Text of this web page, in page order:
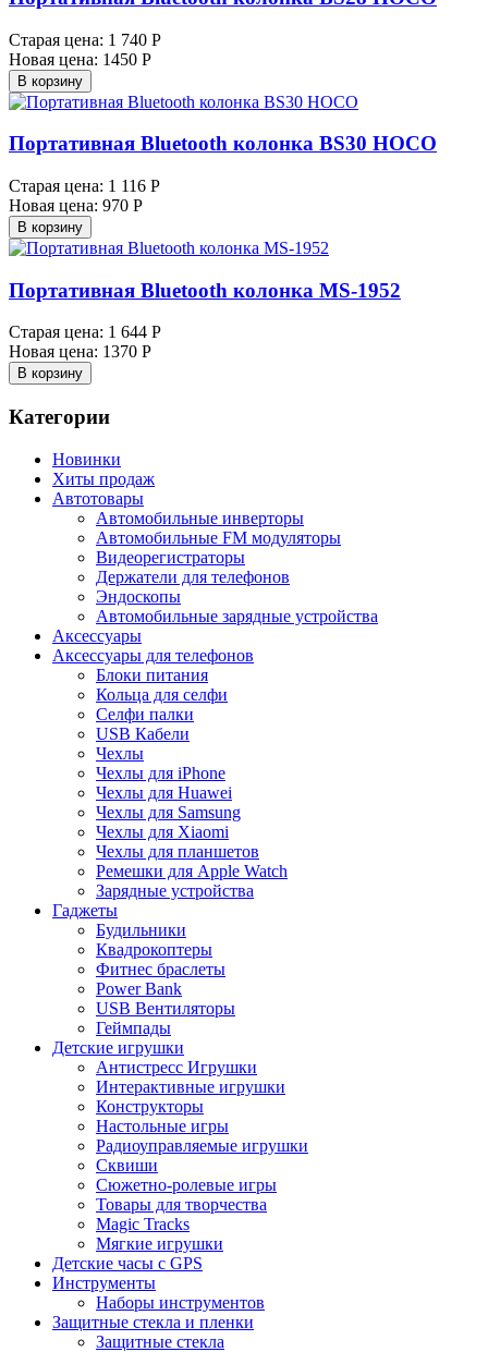
Старая цена: 1 740 Р
Новая цена: 1450 Р
В корзину
Портативная Bluetooth колонка BS30 HOCO
Старая цена: 1 116 Р
Новая цена: 970 Р
В корзину
Портативная Bluetooth колонка MS-1952
Старая цена: 1 644 Р
Новая цена: 1370 Р
В корзину
Категории
Новинки
Хиты продаж
Автотовары
Автомобильные инверторы
Автомобильные FM модуляторы
Видеорегистраторы
Держатели для телефонов
Эндоскопы
Автомобильные зарядные устройства
Аксессуары
Аксессуары для телефонов
Блоки питания
Кольца для селфи
Селфи палки
USB Кабели
Чехлы
Чехлы для iPhone
Чехлы для Huawei
Чехлы для Samsung
Чехлы для Xiaomi
Чехлы для планшетов
Ремешки для Apple Watch
Зарядные устройства
Гаджеты
Будильники
Квадрокоптеры
Фитнес браслеты
Power Bank
USB Вентиляторы
Геймпады
Детские игрушки
Антистресс Игрушки
Интерактивные игрушки
Конструкторы
Настольные игры
Радиоуправляемые игрушки
Сквиши
Сюжетно-ролевые игры
Товары для творчества
Magic Tracks
Мягкие игрушки
Детские часы с GPS
Инструменты
Наборы инструментов
Защитные стекла и пленки
Защитные стекла